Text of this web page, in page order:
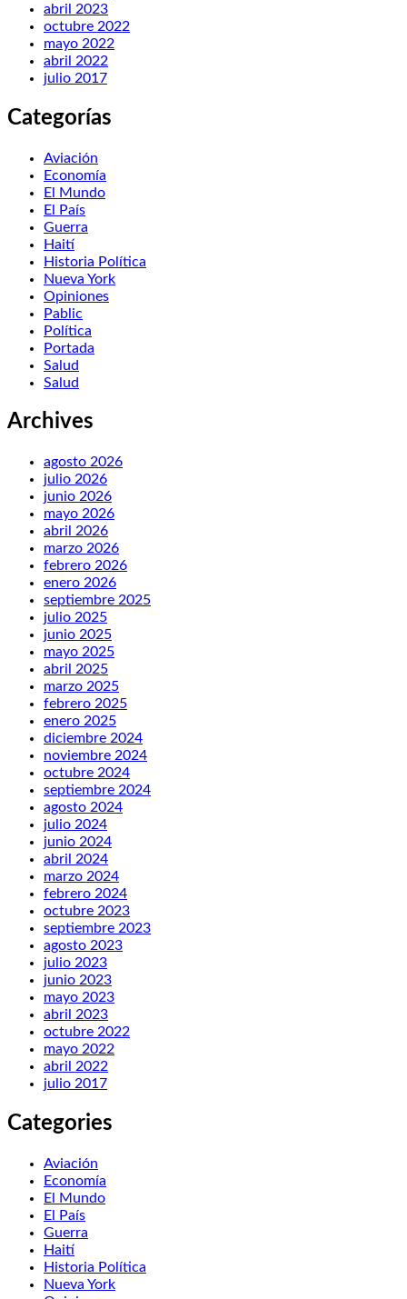
abril 2023
octubre 2022
mayo 2022
abril 2022
julio 2017
Categorías
Aviación
Economía
El Mundo
El País
Guerra
Haití
Historia Política
Nueva York
Opiniones
Pablic
Política
Portada
Salud
Salud
Archives
agosto 2026
julio 2026
junio 2026
mayo 2026
abril 2026
marzo 2026
febrero 2026
enero 2026
septiembre 2025
julio 2025
junio 2025
mayo 2025
abril 2025
marzo 2025
febrero 2025
enero 2025
diciembre 2024
noviembre 2024
octubre 2024
septiembre 2024
agosto 2024
julio 2024
junio 2024
abril 2024
marzo 2024
febrero 2024
octubre 2023
septiembre 2023
agosto 2023
julio 2023
junio 2023
mayo 2023
abril 2023
octubre 2022
mayo 2022
abril 2022
julio 2017
Categories
Aviación
Economía
El Mundo
El País
Guerra
Haití
Historia Política
Nueva York